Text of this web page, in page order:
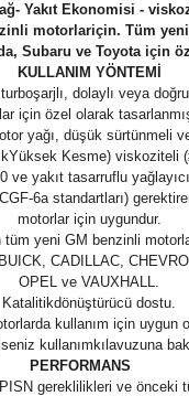
Yakıt Ekonomisi -
motorlariçin. Tüm
Subaru ve Toyota için
KULLANIM YÖNTEMİ
dolaylı veya
için özel olarak
yağı, düşük sürtünmeli
Kesme) viskoziteli
ve yakıt tasarruflu
6a standartları)
motorlar için uygundur.
tüm yeni GM benzinli
CADILLAC,
OPEL ve VAUXHALL.
Katalitikdönüştürücü dostu.
kullanım için uygun
kullanımkılavuzuna
PERFORMANS
gereklilikleri ve önceki